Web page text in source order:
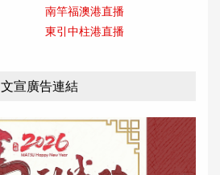
南竿福澳港直播
東引中柱港直播
文宣廣告連結